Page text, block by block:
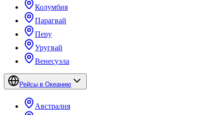
Колумбия
Парагвай
Перу
Уругвай
Венесуэла
Рейсы в Океанию
Австралия